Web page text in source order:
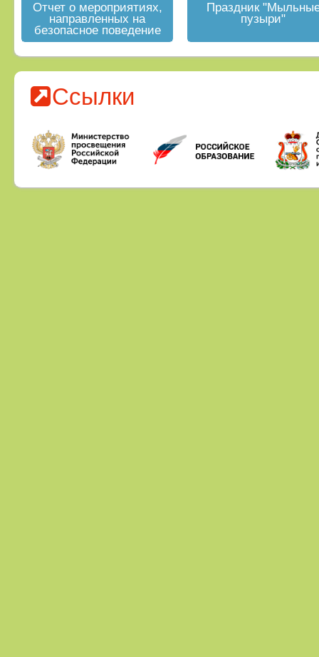
Отчет о мероприятиях,
направленных на
безопасное поведение
на водных объектах в
летний период
Праздник
пузыри"
Ссылки